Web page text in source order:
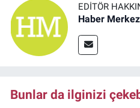
EDITÖR
Haber
Bunlar da ilginizi